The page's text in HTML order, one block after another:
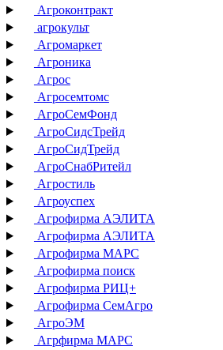
Агроконтракт
агрокульт
Агромаркет
Агроника
Агрос
Агросемтомс
АгроСемФонд
АгроСидсТрейд
АгроСидТрейд
АгроСнабРитейл
Агростиль
Агроуспех
Агрофирма АЭЛИТА
Агрофирма АЭЛИТА
Агрофирма МАРС
Агрофирма поиск
Агрофирма РИЦ+
Агрофирма СемАгро
АгроЭМ
Агрфирма МАРС